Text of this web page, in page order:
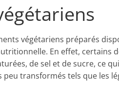
végétariens préparés
En effet, certains
de sel et de sucre, ce
peu transformés tels que les